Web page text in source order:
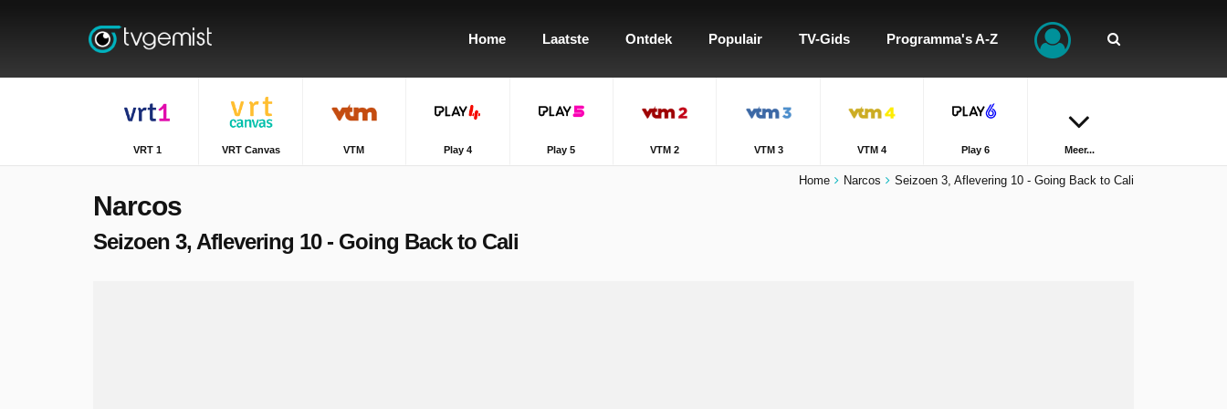
Home Laatste Ontdek Populair TV-Gids Programma's A-Z
VRT 1 VRT Canvas VTM Play 4 Play 5 VTM 2 VTM 3 VTM 4 Play 6 Meer...
Home Narcos Seizoen 3, Aflevering 10 - Going Back to Cali
Narcos
Seizoen 3, Aflevering 10 - Going Back to Cali